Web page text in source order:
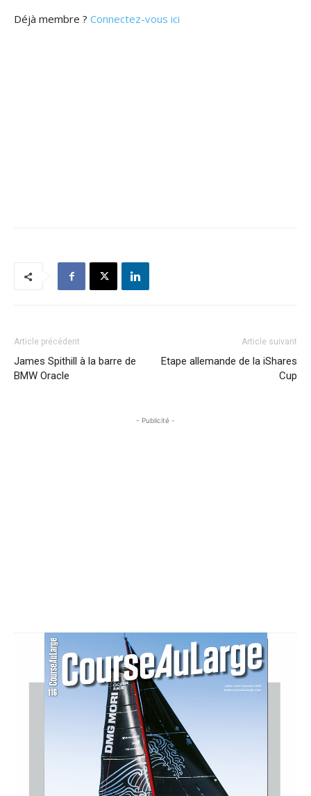
Déjà membre ? Connectez-vous ici
Article précédent
James Spithill à la barre de
BMW Oracle
Article suivant
Etape allemande de la iShares
Cup
- Publicité -